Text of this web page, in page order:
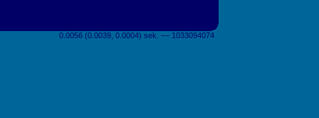
0.0056 (0.0039, 0.0004) sek. –– 1033094074